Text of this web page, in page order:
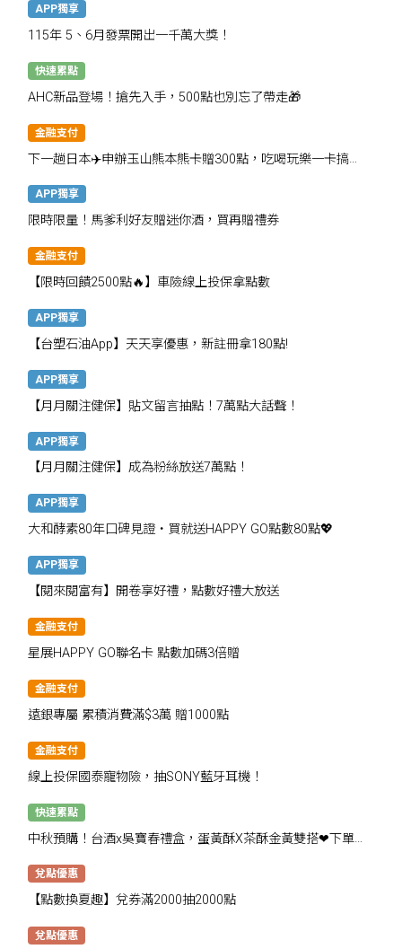
APP獨享
115年 5、6月發票開出一千萬大獎！
快速累點
AHC新品登場！搶先入手，500點也別忘了帶走🎁
金融支付
下一趟日本✈️申辦玉山熊本熊卡贈300點，吃喝玩樂一卡搞
APP獨享
限時限量！馬爹利好友贈迷你酒，買再贈禮券
金融支付
【限時回饋2500點🔥】車險線上投保拿點數
APP獨享
【台塑石油App】天天享優惠，新註冊拿180點!
APP獨享
【月月關注健保】貼文留言抽點！7萬點大話聲！
APP獨享
【月月關注健保】成為粉絲放送7萬點！
APP獨享
大和酵素80年口碑見證・買就送HAPPY GO點數80點💖
APP獨享
【閱來閱富有】開卷享好禮，點數好禮大放送
金融支付
星展HAPPY GO聯名卡 點數加碼3倍贈
金融支付
遠銀專屬 累積消費滿$3萬 贈1000點
金融支付
線上投保國泰寵物險，抽SONY藍牙耳機！
快速累點
中秋預購！台酒x吳寶春禮盒，蛋黃酥X茶酥金黃雙搭❤下單抽
兌點優惠
【點數換夏趣】兌券滿2000抽2000點
兌點優惠